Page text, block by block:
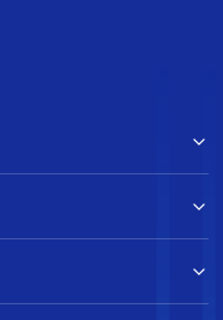
2000 г. в 10:05:31